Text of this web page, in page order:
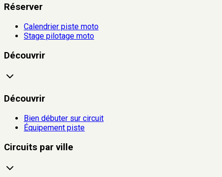
Réserver
Calendrier piste moto
Stage pilotage moto
Découvrir
Découvrir
Bien débuter sur circuit
Équipement piste
Circuits par ville